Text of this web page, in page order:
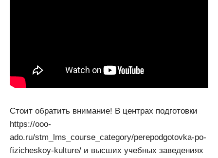
Стоит обратить внимание! В центрах подготовки
https://ooo-
ado.ru/stm_lms_course_category/perepodgotovka-po-
fizicheskoy-kulture/ и высших учебных заведениях